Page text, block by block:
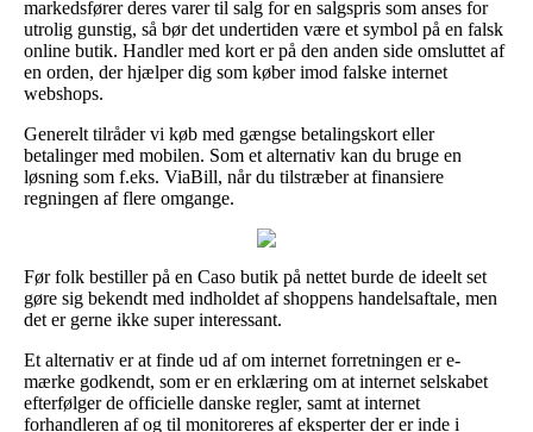
markedsfører deres varer til salg for en salgspris som anses for
utrolig gunstig, så bør det undertiden være et symbol på en falsk
online butik. Handler med kort er på den anden side omsluttet af
en orden, der hjælper dig som køber imod falske internet
webshops.
Generelt tilråder vi køb med gængse betalingskort eller
betalinger med mobilen. Som et alternativ kan du bruge en
løsning som f.eks. ViaBill, når du tilstræber at finansiere
regningen af flere omgange.
Før folk bestiller på en Caso butik på nettet burde de ideelt set
gøre sig bekendt med indholdet af shoppens handelsaftale, men
det er gerne ikke super interessant.
Et alternativ er at finde ud af om internet forretningen er e-
mærke godkendt, som er en erklæring om at internet selskabet
efterfølger de officielle danske regler, samt at internet
forhandleren af og til monitoreres af eksperter der er inde i